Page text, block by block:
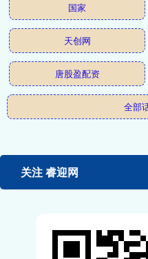
国家
天创网
唐股盈配资
全部
关注 睿迎网